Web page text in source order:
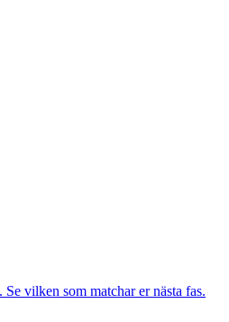
vilken som matchar er nästa fas.